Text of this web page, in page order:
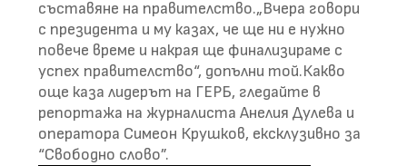
съставяне на правителство.„Вчера говори
с президента и му казах, че ще ни е нужно
повече време и накрая ще финализираме с
успех правителство“, допълни той.Какво
още каза лидерът на ГЕРБ, гледайте в
репортажа на журналиста Анелия Дулева и
оператора Симеон Крушков, ексклузивно за
“Свободно слово”.